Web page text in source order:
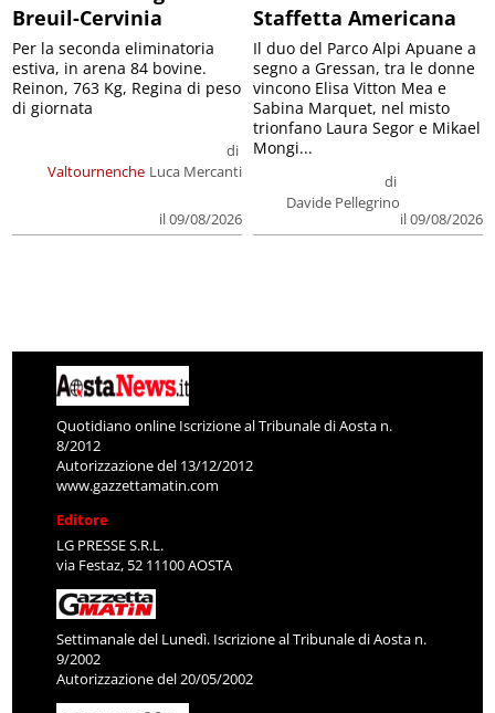
Breuil-Cervinia
Valtournenche
di
Luca Mercanti
il 09/08/2026
Per la seconda eliminatoria
estiva, in arena 84 bovine.
Reinon, 763 Kg, Regina di peso
di giornata
Staffetta Americana
di
Davide Pellegrino
il 09/08/2026
Il duo del Parco Alpi Apuane a
segno a Gressan, tra le donne
vincono Elisa Vitton Mea e
Sabina Marquet, nel misto
trionfano Laura Segor e Mikael
Mongi...
Quotidiano online Iscrizione al Tribunale di Aosta n.
8/2012
Autorizzazione del 13/12/2012
www.gazzettamatin.com
Editore
LG PRESSE S.R.L.
via Festaz, 52 11100 AOSTA
Settimanale del Lunedì. Iscrizione al Tribunale di Aosta n.
9/2002
Autorizzazione del 20/05/2002